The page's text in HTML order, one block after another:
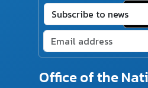
Office of the